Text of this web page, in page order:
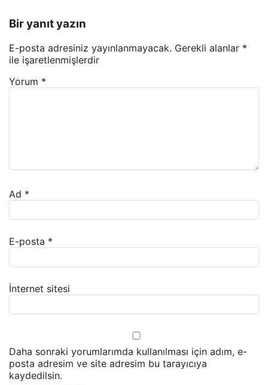
Bir yanıt yazın
E-posta adresiniz yayınlanmayacak. Gerekli alanlar *
ile işaretlenmişlerdir
Yorum *
Ad *
E-posta *
İnternet sitesi
Daha sonraki yorumlarımda kullanılması için adım, e-
posta adresim ve site adresim bu tarayıcıya
kaydedilsin.